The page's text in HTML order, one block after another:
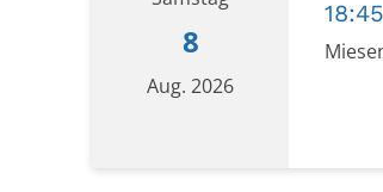
8
Aug. 2026
18:45